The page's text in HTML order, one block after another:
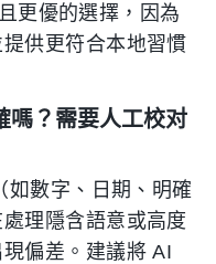
更優的選擇，因為
供更符合本地習慣
嗎？需要人工校对
如數字、日期、明確
理隱含語意或高度
偏差。建議將 AI